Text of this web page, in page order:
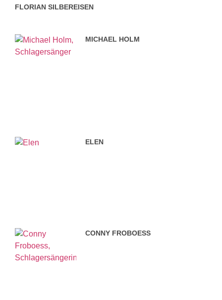
FLORIAN SILBEREISEN
MICHAEL HOLM
ELEN
CONNY FROBOESS